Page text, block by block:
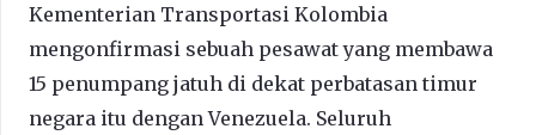
Kementerian Transportasi Kolombia
mengonfirmasi sebuah pesawat yang membawa
15 penumpang jatuh di dekat perbatasan timur
negara itu dengan Venezuela. Seluruh